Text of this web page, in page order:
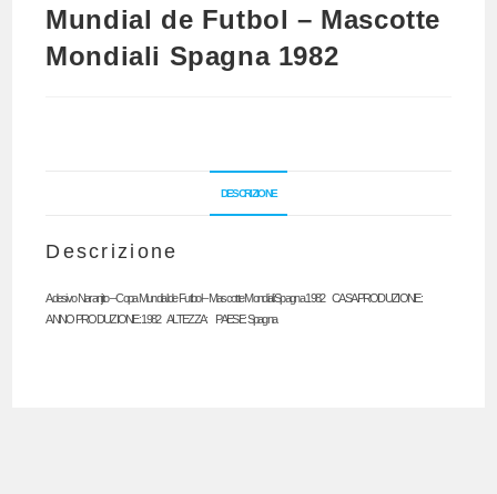
Mundial de Futbol – Mascotte
Mondiali Spagna 1982
DESCRIZIONE
Descrizione
Adesivo Naranjito – Copa Mundial de Futbol – Mascotte Mondiali Spagna 1982 CASA PRODUZIONE:
ANNO PRODUZIONE: 1982 ALTEZZA: PAESE: Spagna